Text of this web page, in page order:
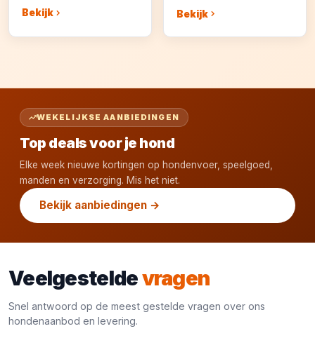
Bekijk Bekijk
WEKELIJKSE AANBIEDINGEN
Top deals voor je hond
Elke week nieuwe kortingen op hondenvoer, speelgoed,
manden en verzorging. Mis het niet.
Bekijk aanbiedingen →
Veelgesteldevragen
Snel antwoord op de meest gestelde vragen over ons
hondenaanbod en levering.